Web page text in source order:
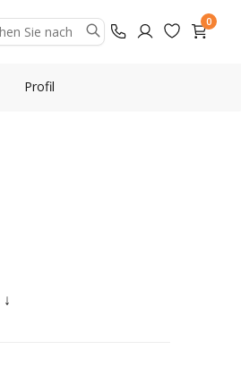
0
Profil